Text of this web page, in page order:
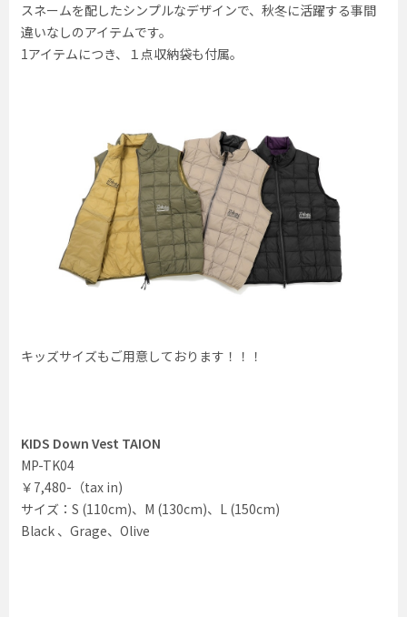
スネームを配したシンプルなデザインで、秋冬に活躍する事間
違いなしのアイテムです。
1アイテムにつき、１点収納袋も付属。
キッズサイズもご用意しております！！！
KIDS Down Vest TAION
MP-TK04
￥7,480-（tax in)
サイズ：S (110cm)、M (130cm)、L (150cm)
Black 、Grage、Olive